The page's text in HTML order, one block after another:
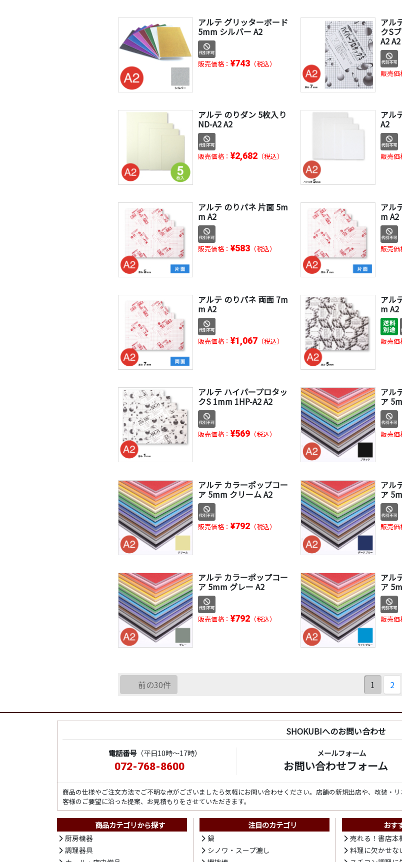
アルテ グリッターボード
5mm シルバー A2
販売価格： ¥743 （税込）
アル
クS
A2 A2
販売
アルテ のりダン 5枚入り
ND-A2 A2
販売価格： ¥2,682 （税込）
アル
A2
販売
アルテ のりパネ 片面 5m
m A2
販売価格： ¥583 （税込）
アル
m A2
販売
アルテ のりパネ 両面 7m
m A2
販売価格： ¥1,067 （税込）
アル
m A2
販売
アルテ ハイパープロタッ
クS 1mm 1HP-A2 A2
販売価格： ¥569 （税込）
アル
ア
販売
アルテ カラーポップコー
ア 5mm クリーム A2
販売価格： ¥792 （税込）
アル
ア
販売
アルテ カラーポップコー
ア 5mm グレー A2
販売価格： ¥792 （税込）
アル
ア
販売
前の30件 1 2
SHOKUBIへのお問い合わせ
電話番号（平日10時～17時）
072-768-8600
メールフォーム
お問い合わせフォーム
商品の仕様やご注文方法でご不明な点がございましたら気軽にお問い合わせください。店舗の新規出店や、改装・
客様のご要望に沿った提案、お見積もりをさせていただきます。
商品カテゴリから探す
厨房機器
調理器具
注目のカテゴリ
鍋
シノワ・スープ漉し
おす
売れる！書店本
料理に欠かせな